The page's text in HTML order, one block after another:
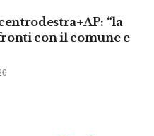
“la
con il comune e